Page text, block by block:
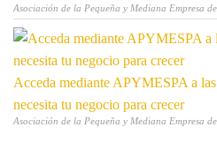
Asociación de la Pequeña y Mediana Empresa
Acceda mediante APYMESPA a
necesita tu negocio para crecer
Asociación de la Pequeña y Mediana Empresa